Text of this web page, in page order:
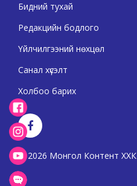
Бидний тухай
Редакцийн бодлого
Үйлчилгээний нөхцөл
Санал хүсэлт
Холбоо барих
2026 Монгол Контент ХХК